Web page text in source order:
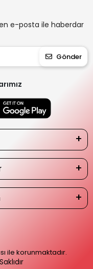
e-posta ile haberdar
Gönder
ile korunmaktadır.